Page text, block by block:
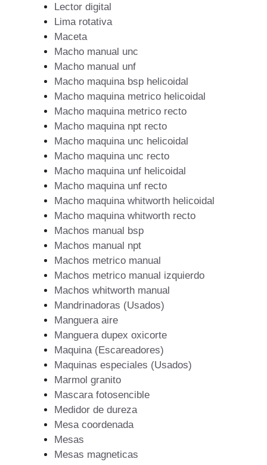
Lector digital
Lima rotativa
Maceta
Macho manual unc
Macho manual unf
Macho maquina bsp helicoidal
Macho maquina metrico helicoidal
Macho maquina metrico recto
Macho maquina npt recto
Macho maquina unc helicoidal
Macho maquina unc recto
Macho maquina unf helicoidal
Macho maquina unf recto
Macho maquina whitworth helicoidal
Macho maquina whitworth recto
Machos manual bsp
Machos manual npt
Machos metrico manual
Machos metrico manual izquierdo
Machos whitworth manual
Mandrinadoras (Usados)
Manguera aire
Manguera dupex oxicorte
Maquina (Escareadores)
Maquinas especiales (Usados)
Marmol granito
Mascara fotosencible
Medidor de dureza
Mesa coordenada
Mesas
Mesas magneticas